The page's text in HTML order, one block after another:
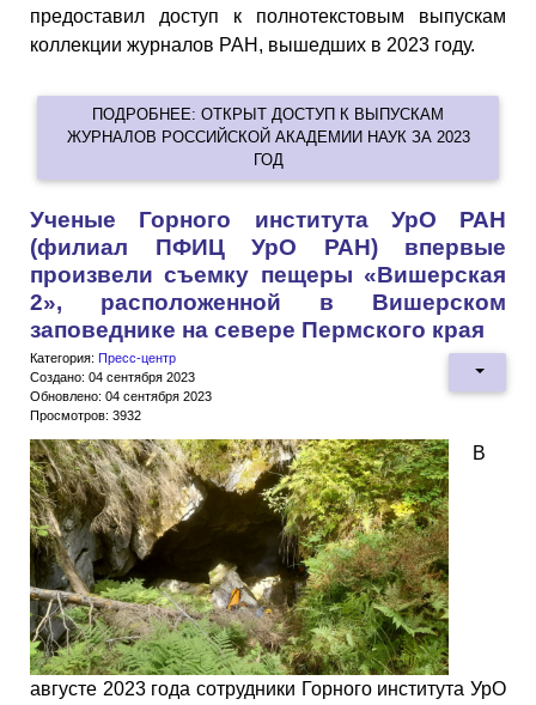
предоставил доступ к полнотекстовым выпускам
коллекции журналов РАН, вышедших в 2023 году.
ПОДРОБНЕЕ: ОТКРЫТ ДОСТУП К ВЫПУСКАМ
ЖУРНАЛОВ РОССИЙСКОЙ АКАДЕМИИ НАУК ЗА 2023
ГОД
Ученые Горного института УрО РАН
(филиал ПФИЦ УрО РАН) впервые
произвели съемку пещеры «Вишерская
2», расположенной в Вишерском
заповеднике на севере Пермского края
Категория: Пресс-центр
Создано: 04 сентября 2023
Обновлено: 04 сентября 2023
Просмотров: 3932
В
августе 2023 года сотрудники Горного института УрО